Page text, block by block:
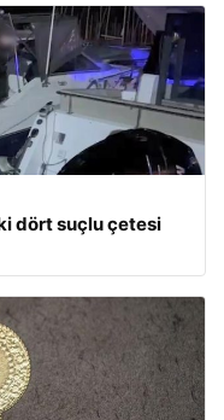
dört suçlu çetesi